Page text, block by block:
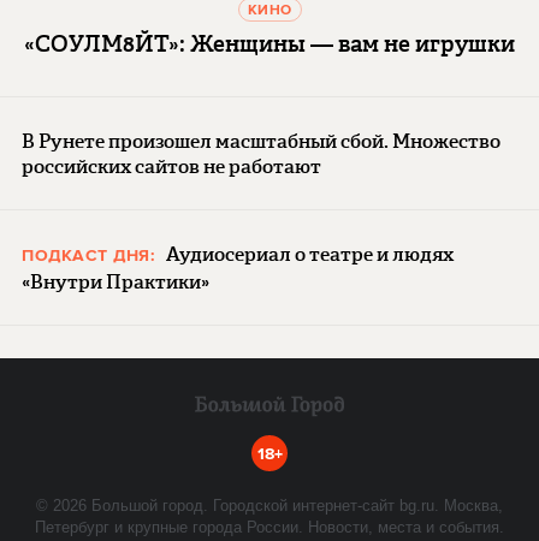
КИНО
«СОУЛМ8ЙТ»: Женщины — вам не игрушки
В Рунете произошел масштабный сбой. Множество
российских сайтов не работают
ПОДКАСТ ДНЯ: Аудиосериал о театре и людях
«Внутри Практики»
18+
© 2026 Большой город. Городской интернет-сайт bg.ru. Москва,
Петербург и крупные города России. Новости, места и события.